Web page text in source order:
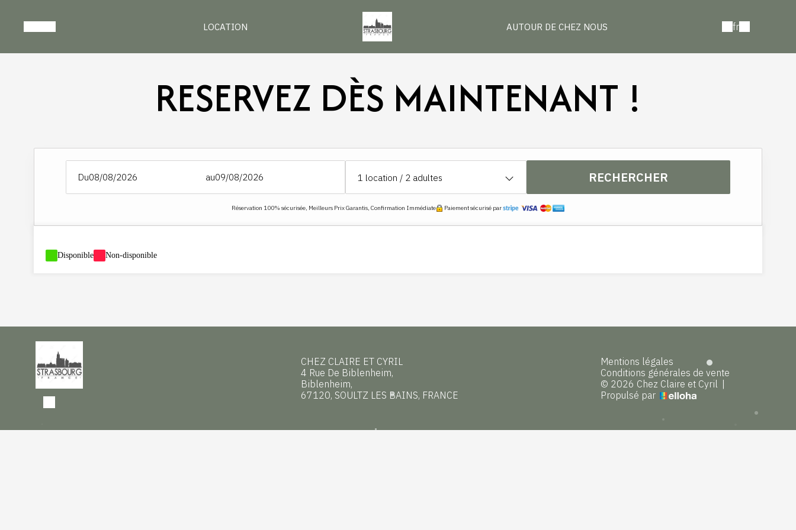
LOCATION AUTOUR DE CHEZ NOUS fr
RESERVEZ DÈS MAINTENANT !
Du au 1 location / 2 adultes RECHERCHER
Réservation 100% sécurisée, Meilleurs Prix Garantis, Confirmation Immédiate Paiement sécurisé par
Disponible Non-disponible
CHEZ CLAIRE ET CYRIL
4 Rue De Biblenheim,
Biblenheim,
67120, SOULTZ LES BAINS, FRANCE
Mentions légales
Conditions générales de vente
© 2026 Chez Claire et Cyril |
Propulsé par